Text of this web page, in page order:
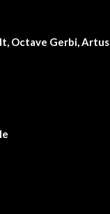
Octave Gerbi, Artus